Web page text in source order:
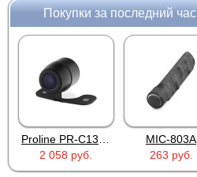
Покупки за последний час
2 058 руб.
MIC-803A
263 руб.